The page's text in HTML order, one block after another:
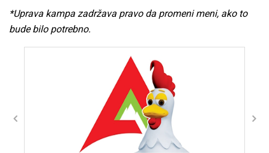
*Uprava kampa zadržava pravo da promeni meni, ako to
bude bilo potrebno.